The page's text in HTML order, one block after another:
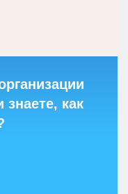
знаете, как